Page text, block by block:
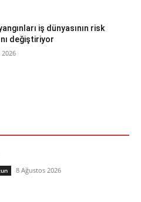
iş dünyasının risk
değiştiriyor
2026
8 Ağustos 2026